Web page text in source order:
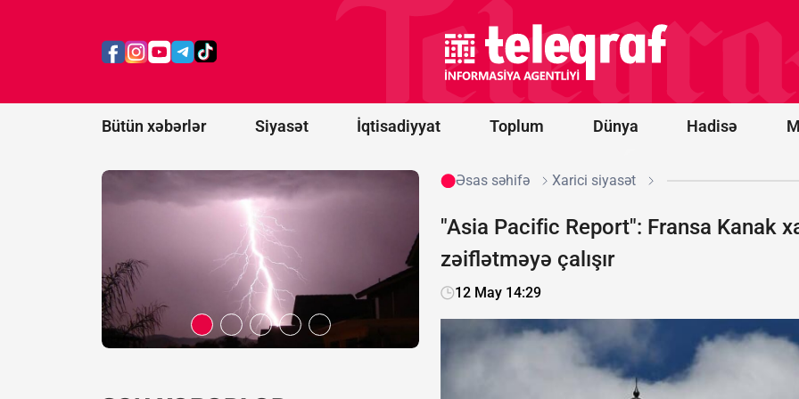
Bütün xəbərlər Siyasət İqtisadiyyat Toplum Dünya Hadisə
nəticəsində
çatıb
idxalına
15 faizlik
gömrük
rüsumu
tətbiq
Əsas səhifə Xarici siyasət
"Asia Pacific Report": Fransa Kanak
zəiflətməyə çalışır
12 May 14:29